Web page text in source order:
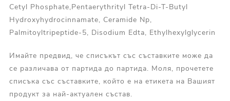
Cetyl Phosphate,Pentaerythrityl Tetra-Di-T-Butyl
Hydroxyhydrocinnamate, Ceramide Np,
Palmitoyltripeptide-5, Disodium Edta, Ethylhexylglycerin
Имайте предвид, че списъкът със съставките може да
се различава от партида до партида. Моля, прочетете
списъка със съставките, който е на етикета на Вашият
продукт за най-актуален състав.